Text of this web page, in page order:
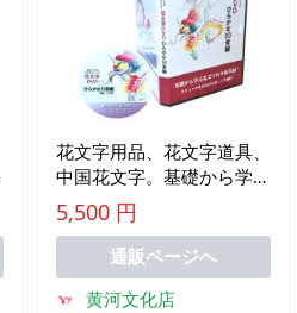
花文字用品、花文字道具、
中国花文字。基礎から学ぶ
花文字の平仮名編！開運花
文字講座DVDひらがな50
5,500 円
通販ページへ
黄河文化店